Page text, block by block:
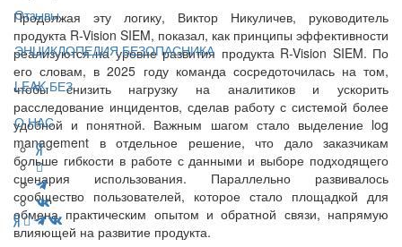
Отзывы
ЭНЦИКЛОПЕДИЯ БЕЗОПАСНИКА
LEAK-БЕЗ
О НАС
Продолжая эту логику, Виктор Никуличев, руководитель
продукта R-Vision SIEM, показал, как принципы эффективности
реализуются на уровне развития продукта R-Vision SIEM. По
его словам, в 2025 году команда сосредоточилась на том,
чтобы снизить нагрузку на аналитиков и ускорить
расследование инцидентов, сделав работу с системой более
удобной и понятной. Важным шагом стало выделение log
management в отдельное решение, что дало заказчикам
больше гибкости в работе с данными и выборе подходящего
сценария использования. Параллельно развивалось
сообщество пользователей, которое стало площадкой для
обмена практическим опытом и обратной связи, напрямую
влияющей на развитие продукта.